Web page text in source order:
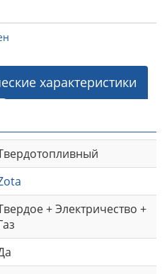
характеристики
+ Электричество +